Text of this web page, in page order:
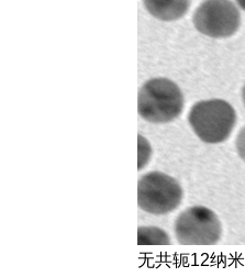
无共轭12纳